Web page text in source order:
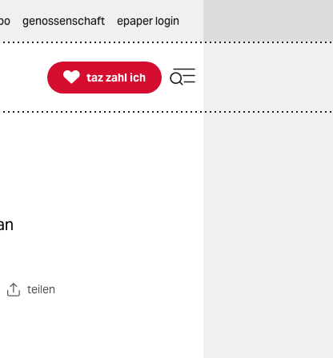
genossenschaft epaper login

taz zahl ich
taz zahl ich
teilen